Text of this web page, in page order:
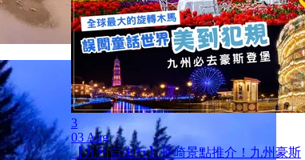
3
03 Aug
【九州自由行】長崎景點推介！九州豪斯